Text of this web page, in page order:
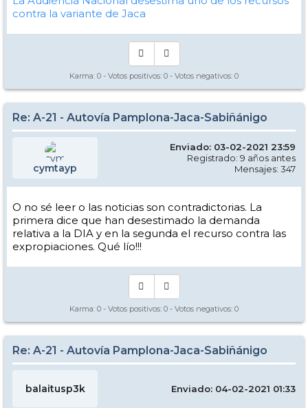
contra la variante de Jaca
Karma: 0 - Votos positivos: 0 - Votos negativos: 0
Re: A-21 - Autovía Pamplona-Jaca-Sabiñánigo
cymtayp
Enviado: 03-02-2021 23:59
Registrado: 9 años antes
Mensajes: 347
O no sé leer o las noticias son contradictorias. La
primera dice que han desestimado la demanda
relativa a la DIA y en la segunda el recurso contra las
expropiaciones. Qué lío!!!
Karma: 0 - Votos positivos: 0 - Votos negativos: 0
Re: A-21 - Autovía Pamplona-Jaca-Sabiñánigo
balaitusp3k Enviado: 04-02-2021 01:33